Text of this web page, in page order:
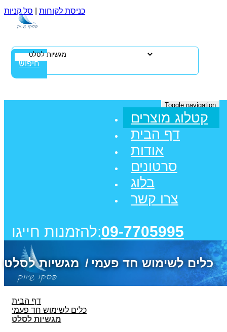
כניסת לקוחות סל קניות
חיפוש
Toggle navigation
קטלוג מוצרים
דף הבית
אודות
סרטונים
בלוג
צרו קשר
להזמנות חייגו:09-7705995
כלים לשימוש חד פעמי מגשיות לסלט
דף הבית
כלים לשימוש חד פעמי
מגשיות לסלט